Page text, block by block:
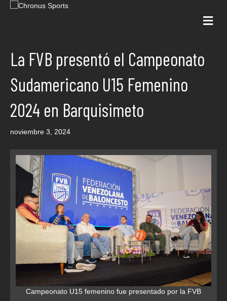
La FVB presentó el Campeonato
Sudamericano U15 Femenino
2024 en Barquisimeto
noviembre 3, 2024
Campeonato U15 femenino fue presentado por la FVB